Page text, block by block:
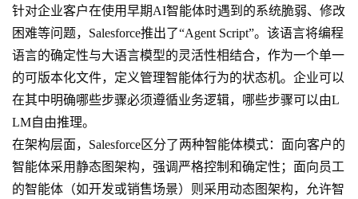
针对企业客户在使用早期AI智能体时遇到的系统脆弱、修改
困难等问题，Salesforce推出了“Agent Script”。该语言将编程
语言的确定性与大语言模型的灵活性相结合，作为一个单一
的可版本化文件，定义管理智能体行为的状态机。企业可以
在其中明确哪些步骤必须遵循业务逻辑，哪些步骤可以由L
LM自由推理。
在架构层面，Salesforce区分了两种智能体模式：面向客户的
智能体采用静态图架构，强调严格控制和确定性；面向员工
的智能体（如开发或销售场景）则采用动态图架构，允许智